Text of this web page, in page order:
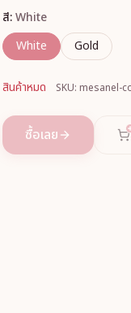
สี:White
White
Gold
สินค้าหมด SKU: mesanel-
ซื้อเลย